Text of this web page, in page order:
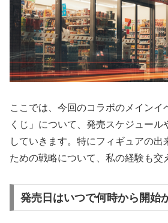
ここでは、今回のコラボのメインイ
くじ」について、発売スケジュール
していきます。特にフィギュアの出
ための戦略について、私の経験も交
発売日はいつで何時から開始